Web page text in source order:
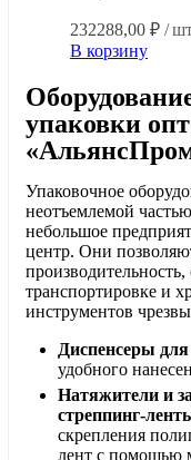
232288,00 ₽ /
В корзину
упаковки
Упаковочное
неотъемлемой
небольшое
центр. Они
транспортировке и
инструментов
Диспенсеры для
удобного
Натяжители и
стреппинг-
скрепления
лент с помощью